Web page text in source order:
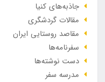
جاذبه‌های کنیا
مقالات گردشگری
مقاصد روستایی ایران
سفرنامه‌ها
دست نوشته‌ها
مدرسه سفر